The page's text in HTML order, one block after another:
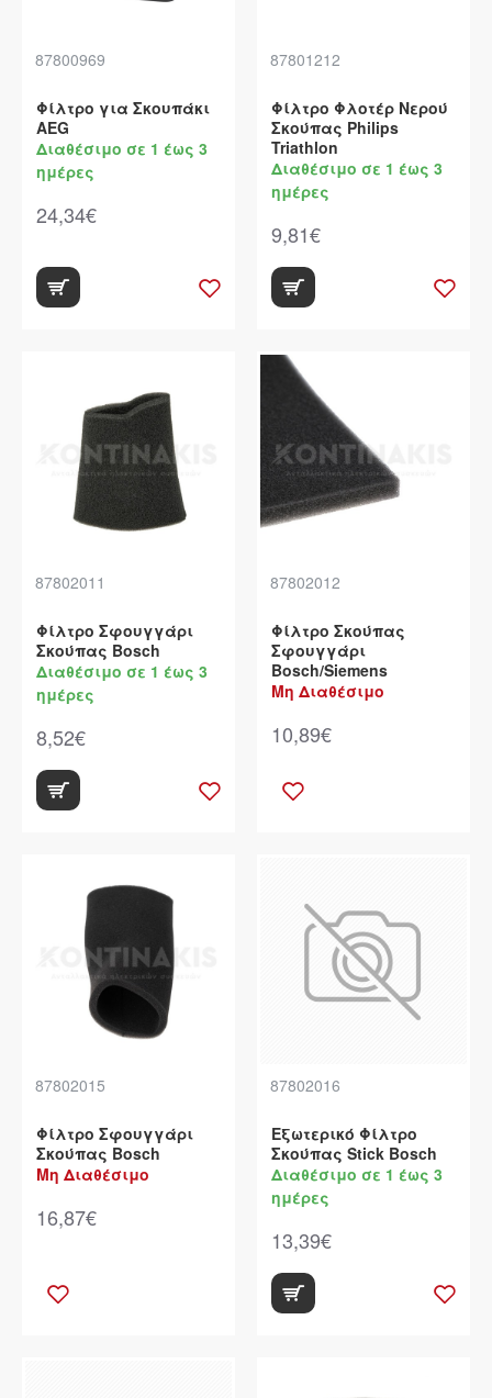
87800969
Φίλτρο για Σκουπάκι
AEG
Διαθέσιμο σε 1 έως 3
ημέρες
24,34€
87801212
Φίλτρο Φλοτέρ Νερού
Σκούπας Philips
Triathlon
Διαθέσιμο σε 1 έως 3
ημέρες
9,81€
87802011
Φίλτρο Σφουγγάρι
Σκούπας Bosch
Διαθέσιμο σε 1 έως 3
ημέρες
8,52€
87802012
Φίλτρο Σκούπας
Σφουγγάρι
Bosch/Siemens
Μη Διαθέσιμο
10,89€
87802015
Φίλτρο Σφουγγάρι
Σκούπας Bosch
Μη Διαθέσιμο
16,87€
87802016
Εξωτερικό Φίλτρο
Σκούπας Stick Bosch
Διαθέσιμο σε 1 έως 3
ημέρες
13,39€